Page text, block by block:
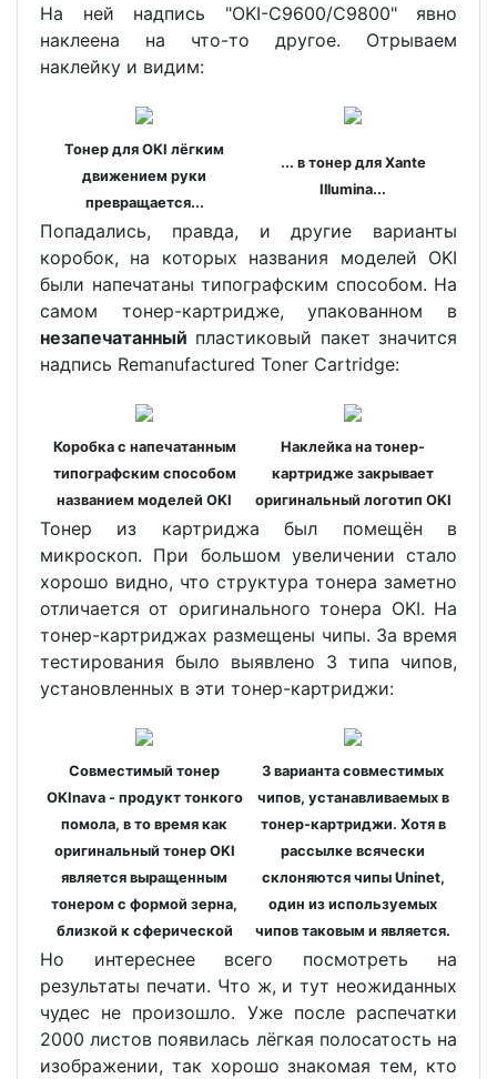
На ней надпись "OKI-C9600/C9800" явно
наклеена на что-то другое. Отрываем
наклейку и видим:
Тонер для OKI лёгким
движением руки
превращается...
... в тонер для Xante
Illumina...
Попадались, правда, и другие варианты
коробок, на которых названия моделей OKI
были напечатаны типографским способом. На
самом тонер-картридже, упакованном в
незапечатанный пластиковый пакет значится
надпись Remanufactured Toner Cartridge:
Коробка с напечатанным
типографским способом
названием моделей OKI
Наклейка на тонер-
картридже закрывает
оригинальный логотип OKI
Тонер из картриджа был помещён в
микроскоп. При большом увеличении стало
хорошо видно, что структура тонера заметно
отличается от оригинального тонера OKI. На
тонер-картриджах размещены чипы. За время
тестирования было выявлено 3 типа чипов,
установленных в эти тонер-картриджи:
Совместимый тонер
OKInava - продукт тонкого
помола, в то время как
оригинальный тонер OKI
является выращенным
тонером с формой зерна,
близкой к сферической
3 варианта совместимых
чипов, устанавливаемых в
тонер-картриджи. Хотя в
рассылке всячески
склоняются чипы Uninet,
один из используемых
чипов таковым и является.
Но интереснее всего посмотреть на
результаты печати. Что ж, и тут неожиданных
чудес не произошло. Уже после распечатки
2000 листов появилась лёгкая полосатость на
изображении, так хорошо знакомая тем, кто